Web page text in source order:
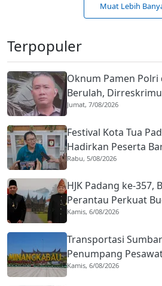
Muat Lebih
Terpopuler
Oknum Pamen Polri
Berulah,
Kekerasan dengan
Jumat, 7/08/2026
Festival Kota Tua
Hadirkan Peserta
Negara
Rabu, 5/08/2026
HJK Padang ke-357,
Perantau Perkuat
Kota Gastronomi
Kamis, 6/08/2026
Transportasi
Penumpang
Naik Hampir 33
Kamis, 6/08/2026